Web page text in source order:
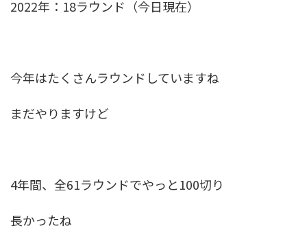
2022年：18ラウンド（今日現在）
今年はたくさんラウンドしていますね
まだやりますけど
4年間、全61ラウンドでやっと100切り
長かったね